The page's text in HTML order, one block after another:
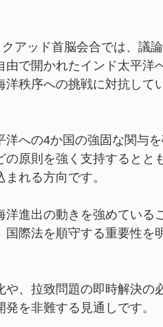
アッド首脳会合では、議
で開かれたインド太平洋
秩序への挑戦に対抗して
への4か国の強固な関与
原則を強く支持するとと
れる方向です。
進出の動きを強めている
際法を順守する重要性を
、拉致問題の即時解決の
を非難する見通しです。